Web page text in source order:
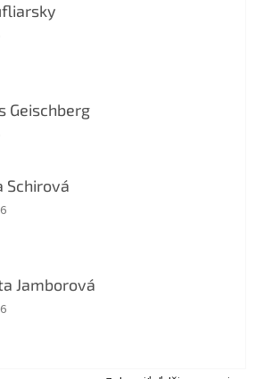
obchodu je 5 z 5 hviezdičiek.
Geischberg
obchodu je 5 z 5 hviezdičiek.
Schirová
obchodu je 5 z 5 hviezdičiek.
Jamborová
obchodu je 5 z 5 hviezdičiek.